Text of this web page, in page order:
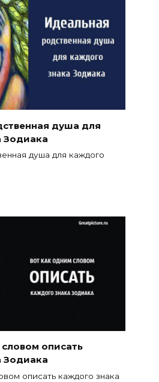
душа для
Зодиака
душа для каждого
описать
Зодиака
описать каждого знака